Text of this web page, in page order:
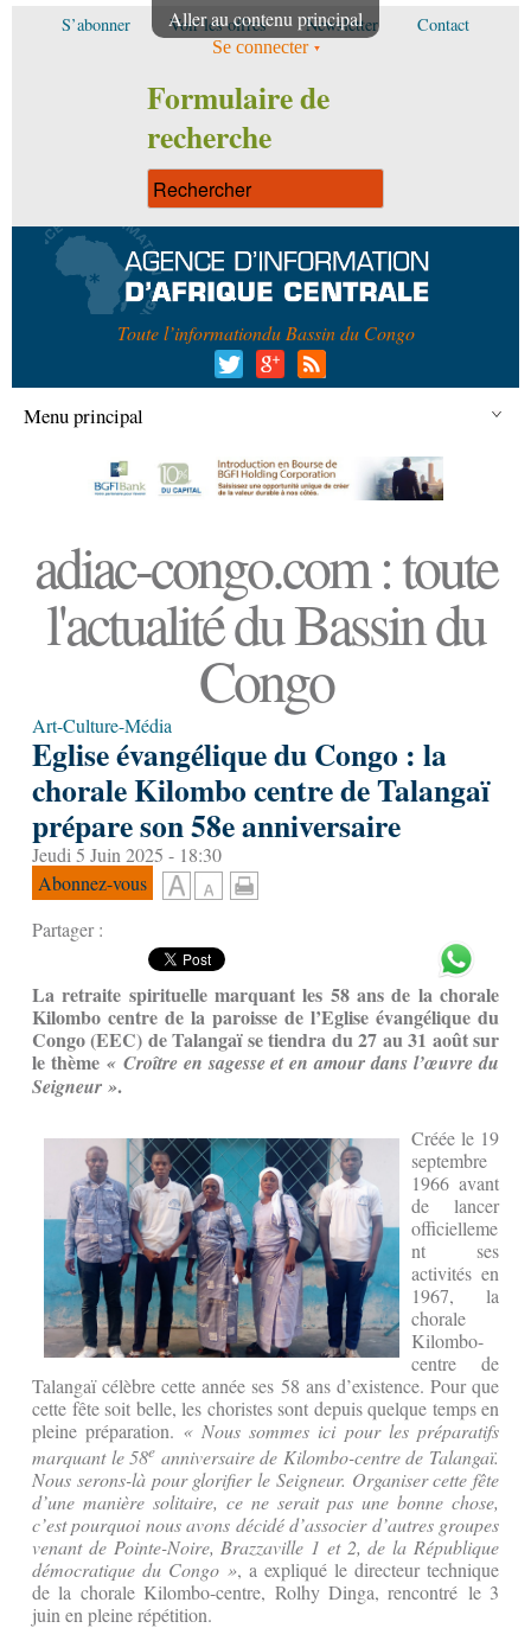
Aller au contenu principal
S’abonner Voir les offres Newsletter Contact
Se connecter
Formulaire de
recherche
Toute l’informationdu Bassin du Congo
Menu principal
adiac-congo.com : toute
l'actualité du Bassin du
Congo
Art-Culture-Média
Eglise évangélique du Congo : la
chorale Kilombo centre de Talangaï
prépare son 58e anniversaire
Jeudi 5 Juin 2025 - 18:30
Abonnez-vous
Partager :
La retraite spirituelle marquant les 58 ans de la chorale
Kilombo centre de la paroisse de l’Eglise évangélique du
Congo (EEC) de Talangaï se tiendra du 27 au 31 août sur
le thème « Croître en sagesse et en amour dans l’œuvre du
Seigneur ».
Créée le 19
septembre
1966 avant
de lancer
officielleme
nt ses
activités en
1967, la
chorale
Kilombo-
centre de
Talangaï célèbre cette année ses 58 ans d’existence. Pour que
cette fête soit belle, les choristes sont depuis quelque temps en
pleine préparation. « Nous sommes ici pour les préparatifs
marquant le 58e anniversaire de Kilombo-centre de Talangaï.
Nous serons-là pour glorifier le Seigneur. Organiser cette fête
d’une manière solitaire, ce ne serait pas une bonne chose,
c’est pourquoi nous avons décidé d’associer d’autres groupes
venant de Pointe-Noire, Brazzaville 1 et 2, de la République
démocratique du Congo », a expliqué le directeur technique
de la chorale Kilombo-centre, Rolhy Dinga, rencontré le 3
juin en pleine répétition.